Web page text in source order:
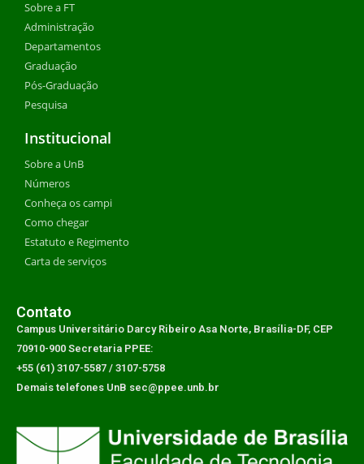
Sobre a FT
Administração
Departamentos
Graduação
Pós-Graduação
Pesquisa
Institucional
Sobre a UnB
Números
Conheça os campi
Como chegar
Estatuto e Regimento
Carta de serviços
Contato
Campus Universitário Darcy Ribeiro Asa Norte, Brasília-DF, CEP
70910-900 Secretaria PPEE:
+55 (61) 3107-5587 / 3107-5758
Demais telefones UnB sec@ppee.unb.br